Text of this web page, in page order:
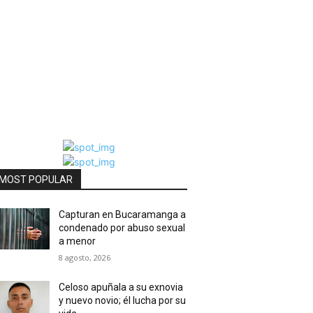
POPULAR
Capturan en Bucaramanga a
condenado por abuso sexual
a menor
8 agosto, 2026
Celoso apuñala a su exnovia
y nuevo novio; él lucha por su